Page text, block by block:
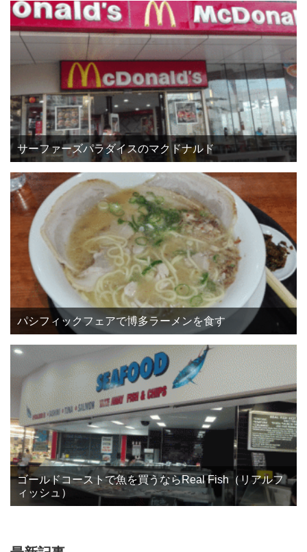
サーファーズパラダイスのマクドナルド
パシフィックフェアで博多ラーメンを食す
ゴールドコーストで魚を買うならReal Fish（リアルフ
ィッシュ）